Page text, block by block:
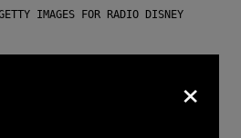
IMAGES FOR RADIO DISNEY
That Make
Best Friend
×